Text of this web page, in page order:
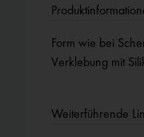
Form wie bei
Verklebung mit
Weiterführende